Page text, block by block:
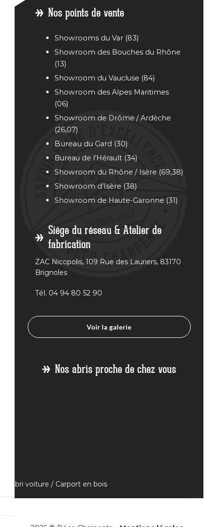
Provence
Nos points de vente
Showrooms du Var (83)
Showroom des Bouches du Rhône
(13)
Showroom du Vaucluse (84)
Showroom des Alpes Maritimes
(06)
Showroom de Drôme / Ardèche
(26,07)
Bureau du Gard (30)
Bureau de l’Hérault (34)
Showroom du Rhône / Isère (69,38)
Showroom d’Isère (38)
Showroom de Haute-Garonne (31)
Siège du réseau & Atelier de
fabrication
ZAC Nicopolis, 109 Rue des Lauriers, 83170
Brignoles
Tél. 04 94 80 52 90
Voir la galerie
Nos abris proche de chez vous
Abri voiture / Carport en bois